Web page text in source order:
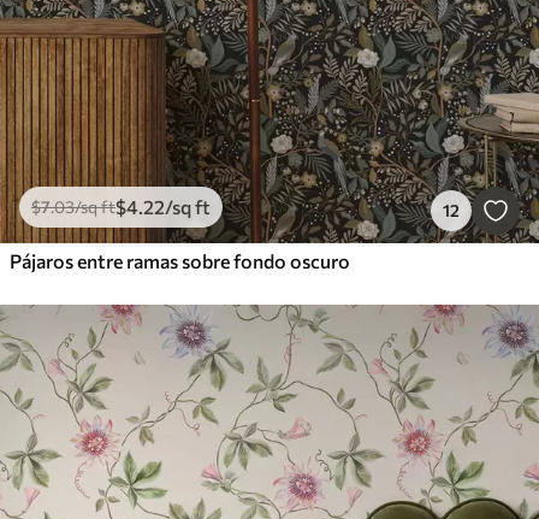
$7.03/sq ft$4.22/sq ft 12
Pájaros entre ramas sobre fondo oscuro